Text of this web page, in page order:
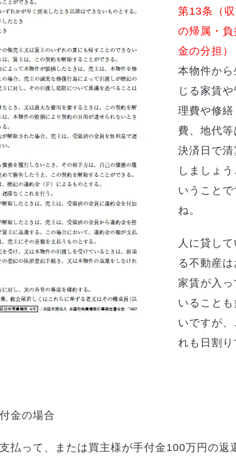
第13条（
の帰属・負
金の分担）
本物件から
じる家賃や
理費や修繕
費、地代等
決済日で清
しましょう
いうことで
ね。
人に貸して
る不動産は
家賃が入っ
いることも
いですが、
れも日割り
金の場合
払って、または買主様が手付金100万円の返